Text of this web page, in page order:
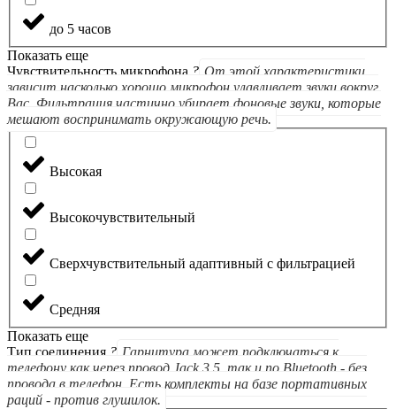
до 5 часов
Показать еще
Чувствительность микрофона ? От этой характеристики
зависит насколько хорошо микрофон улавливает звуки вокруг
Вас. Фильтрация частично убирает фоновые звуки, которые
мешают воспринимать окружающую речь.
Высокая
Высокочувствительный
Сверхчувствительный адаптивный с фильтрацией
Средняя
Показать еще
Тип соединения ? Гарнитура может подключаться к
телефону как через провод Jack 3.5, так и по Bluetooth - без
провода в телефон. Есть комплекты на базе портативных
раций - против глушилок.